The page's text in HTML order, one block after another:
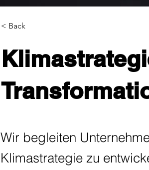
< Back
Wir begleiten
Klimastrategie zu